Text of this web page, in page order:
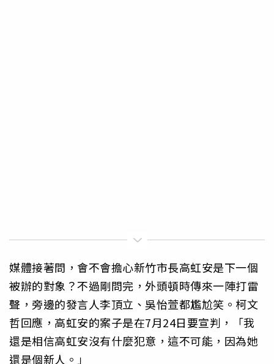
媒體接著問，會不會擔心新竹市長高虹安是下一個
被辦的對象？不過剛問完，外頭頓時傳來一陣打雷
聲，旁邊的發言人李頂立、吳怡萱都尷尬笑。柯文
哲回應，高虹安的案子是在7月24日要宣判，「我
還是相信高虹安沒有什麼犯意，這不可能，因為她
還是個新人。」